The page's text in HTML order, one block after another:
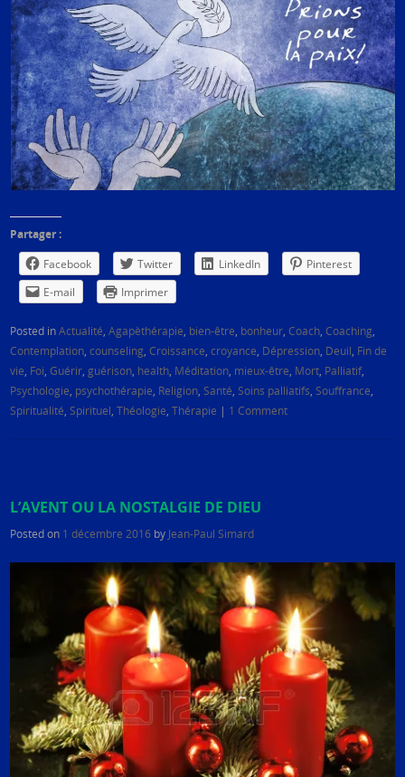
Partager :
Facebook
Twitter LinkedIn
Pinterest
E-mail
Imprimer
Posted inActualité ,Agapèthérapie bien-être bonheur ,Coach ,Coaching
Contemplation ,counseling ,Croissance ,croyance Dépression Deuil Fin de
vie Foi ,Guérir guérison health Méditation mieux-être Mort Palliatif,
Psychologie psychothérapie Religion Santé Soins palliatifs Souffrance
Spiritualité Spirituel ,Théologie ,Thérapie | 1 Comment
L’AVENT OU LA NOSTALGIE DE DIEU
Posted on 1 décembre 2016 by Jean-Paul Simard